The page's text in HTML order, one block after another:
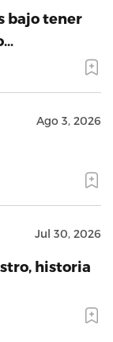
bajo tener
Ago 3, 2026
Jul 30, 2026
historia